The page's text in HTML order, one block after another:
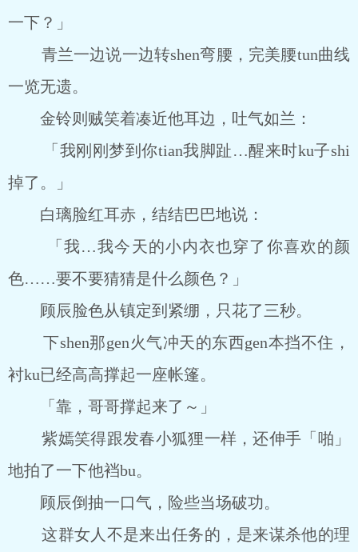
一下？」
青兰一边说一边转shen弯腰，完美腰tun曲线
一览无遗。
金铃则贼笑着凑近他耳边，吐气如兰：
「我刚刚梦到你tian我脚趾…醒来时ku子shi
掉了。」
白璃脸红耳赤，结结巴巴地说：
「我…我今天的小内衣也穿了你喜欢的颜
色……要不要猜猜是什么颜色？」
顾辰脸色从镇定到紧绷，只花了三秒。
下shen那gen火气冲天的东西gen本挡不住，
衬ku已经高高撑起一座帐篷。
「靠，哥哥撑起来了～」
紫嫣笑得跟发春小狐狸一样，还伸手「啪」
地拍了一下他裆bu。
顾辰倒抽一口气，险些当场破功。
这群女人不是来出任务的，是来谋杀他的理